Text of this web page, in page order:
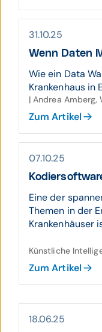
31.10.25
Wenn Daten
Wie ein Data
Krankenhaus in
| Andrea Amberg,
Zum Artikel
07.10.25
Eine der
Themen in der
Krankenhäuser
Künstliche
Zum Artikel
18.06.25